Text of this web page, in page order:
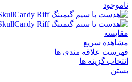
ناموجود
مقایسه
مشاهده سریع
فهرست علاقه مندی ها
انتخاب گزینه ها
بستن